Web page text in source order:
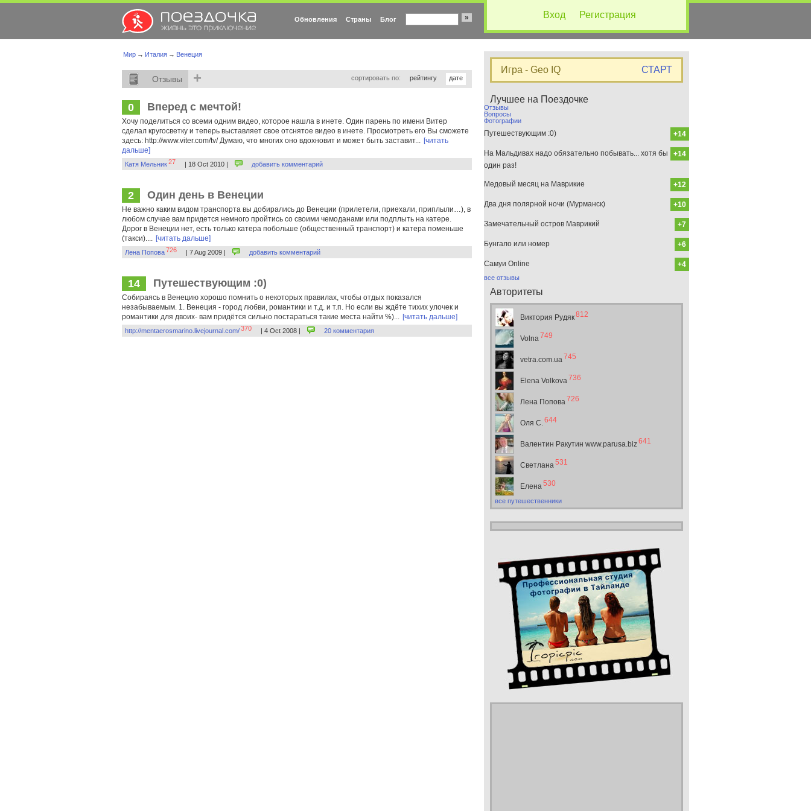
Вход Регистрация
Обновления Страны Блог »
Мир → Италия → Венеция
Отзывы + сортировать по: рейтингу дате
0 Вперед с мечтой!
Хочу поделиться со всеми одним видео, которое нашла в инете. Один парень по имени Витер
сделал кругосветку и теперь выставляет свое отснятое видео в инете. Просмотреть его Вы сможете
здесь: http://www.viter.com/tv/ Думаю, что многих оно вдохновит и может быть заставит... [читать
дальше]
Катя Мельник27 | 18 Oct 2010 | добавить комментарий
2 Один день в Венеции
Не важно каким видом транспорта вы добирались до Венеции (прилетели, приехали, приплыли…), в
любом случае вам придется немного пройтись со своими чемоданами или подплыть на катере.
Дорог в Венеции нет, есть только катера побольше (общественный транспорт) и катера поменьше
(такси).... [читать дальше]
Лена Попова726 | 7 Aug 2009 | добавить комментарий
14 Путешествующим :0)
Собираясь в Венецию хорошо помнить о некоторых правилах, чтобы отдых показался
незабываемым. 1. Венеция - город любви, романтики и т.д. и т.п. Но если вы ждёте тихих улочек и
романтики для двоих- вам придётся сильно постараться такие места найти %)... [читать дальше]
http://mentaerosmarino.livejournal.com/370 | 4 Oct 2008 | 20 комментария
Игра - Geo IQ СТАРТ
Лучшее на Поездочке
Отзывы
Вопросы
Фотографии
+14
Путешествующим :0)
+14
На Мальдивах надо обязательно побывать... хотя бы
один раз!
+12
Медовый месяц на Маврикие
+10
Два дня полярной ночи (Мурманск)
+7
Замечательный остров Маврикий
+6
Бунгало или номер
+4
Самуи Online
все отзывы
Авторитеты
Виктория Рудяк812
Volna749
vetra.com.ua745
Elena Volkova736
Лена Попова726
Оля С.644
Валентин Ракутин www.parusa.biz641
Светлана531
Елена530
все путешественники